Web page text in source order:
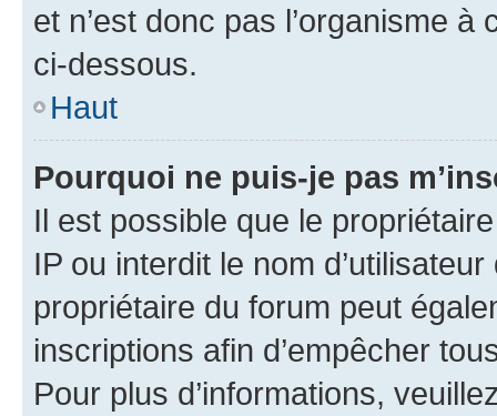
et n’est donc pas l’organisme
ci-dessous.
Haut
Pourquoi ne puis-je pas
Il est possible que le
IP ou interdit le nom
propriétaire du forum peut
inscriptions afin d’empêcher
Pour plus d’informations,